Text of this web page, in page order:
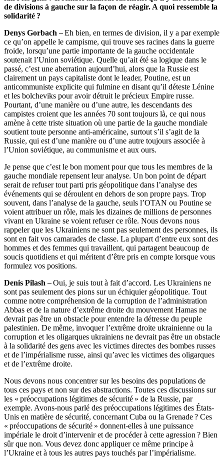
de divisions à gauche sur la façon de réagir. A quoi ressemble la
solidarité ?
Denys Gorbach –Eh bien, en termes de division, il y a par exemple
ce qu’on appelle le campisme, qui trouve ses racines dans la guerre
froide, lorsqu’une partie importante de la gauche occidentale
soutenait l’Union soviétique. Quelle qu’ait été sa logique dans le
passé, c’est une aberration aujourd’hui, alors que la Russie est
clairement un pays capitaliste dont le leader, Poutine, est un
anticommuniste explicite qui fulmine en disant qu’il déteste Lénine
et les bolcheviks pour avoir détruit le précieux Empire russe.
Pourtant, d’une manière ou d’une autre, les descendants des
campistes croient que les années 70 sont toujours là, ce qui nous
amène à cette triste situation où une partie de la gauche mondiale
soutient toute personne anti-américaine, surtout s’il s’agit de la
Russie, qui est d’une manière ou d’une autre toujours associée à
l’Union soviétique, au communisme et aux ours.
Je pense que c’est le bon moment pour que tous les membres de la
gauche mondiale repensent leur analyse. Un bon point de départ
serait de refuser tout parti pris géopolitique dans l’analyse des
événements qui se déroulent en dehors de son propre pays. Trop
souvent, dans l’analyse de la gauche, seuls l’OTAN ou Poutine se
voient attribuer un rôle, mais les dizaines de millions de personnes
vivant en Ukraine se voient refuser ce rôle. Nous devons nous
rappeler que les Ukrainiens ne sont pas seulement des personnes, ils
sont en fait vos camarades de classe. La plupart d’entre eux sont des
hommes et des femmes qui travaillent, qui partagent beaucoup de
soucis quotidiens et qui méritent d’être pris en compte lorsque vous
formulez vos positions.
Denis Pilash –Oui, je suis tout à fait d’accord. Les Ukrainiens ne
sont pas seulement des pions sur un échiquier géopolitique. Tout
comme notre compréhension de la corruption de l’administration
Abbas et de la nature d’extrême droite du mouvement Hamas ne
devrait pas être un obstacle pour entendre la détresse du peuple
palestinien. De même, invoquer l’extrême droite ukrainienne ou la
corruption et les oligarques ukrainiens ne devrait pas être un obstacle
à la solidarité des gens avec les victimes directes des bombes russes
et de l’impérialisme russe, ainsi qu’avec les victimes des oligarques
et de l’extrême droite.
Nous devons nous concentrer sur les besoins des populations de
tous ces pays et non sur des abstractions. Toutes ces discussions sur
les « préoccupations légitimes de sécurité » de la Russie, par
exemple. Avons-nous parlé des préoccupations légitimes des États-
Unis en matière de sécurité, concernant Cuba ou la Grenade ? Ces
« préoccupations de sécurité » donnent-elles à une puissance
impériale le droit d’intervenir et de procéder à cette agression ? Bien
sûr que non. Vous devez donc appliquer ce même principe à
l’Ukraine et à tous les autres pays touchés par l’impérialisme.